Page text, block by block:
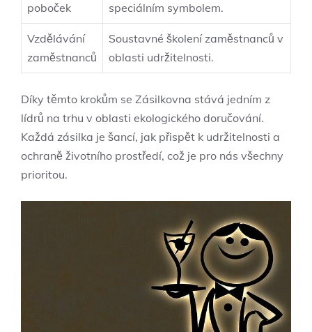
poboček
speciálním symbolem.
Vzdělávání
zaměstnanců
Soustavné školení zaměstnanců v
oblasti udržitelnosti.
Díky těmto krokům se Zásilkovna stává jedním z
lídrů na trhu v oblasti ekologického doručování.
Každá zásilka je šancí, jak přispět k udržitelnosti a
ochraně životního prostředí, což je pro nás všechny
prioritou.